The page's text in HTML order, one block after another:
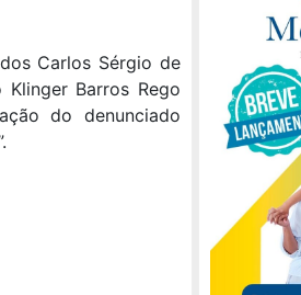
Carlos Sérgio de
Klinger Barros Rego
do denunciado